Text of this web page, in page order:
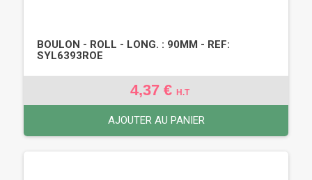
BOULON - ROLL - LONG. : 90MM - REF:
SYL6393ROE
4,37 € H.T
AJOUTER AU PANIER